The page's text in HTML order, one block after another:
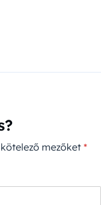
mezőket*